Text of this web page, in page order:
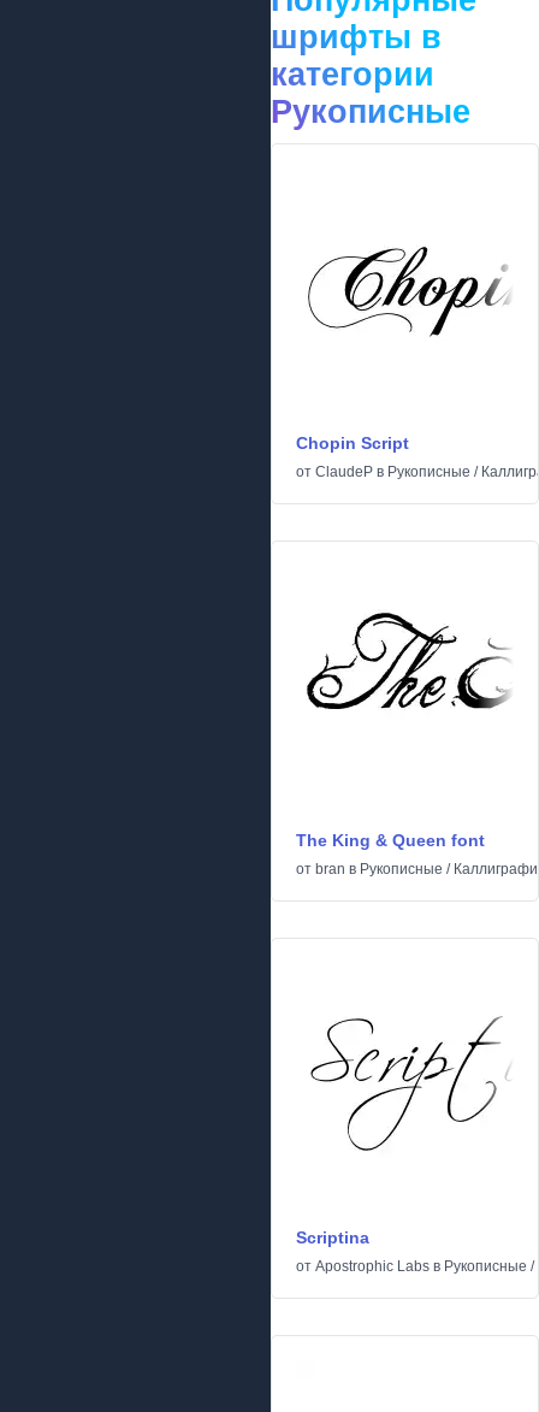
шрифты в
категории
Рукописные
Chopin Script
от ClaudeP в Рукописные /
The King & Queen font
от bran в Рукописные /
Scriptina
от Apostrophic Labs в Рукописные /